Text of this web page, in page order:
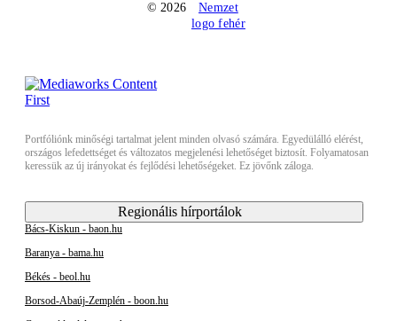
© 2026
Portfóliónk minőségi tartalmat jelent minden olvasó számára. Egyedülálló elérést,
országos lefedettséget és változatos megjelenési lehetőséget biztosít. Folyamatosan
keressük az új irányokat és fejlődési lehetőségeket. Ez jövőnk záloga.
Regionális hírportálok
Bács-Kiskun - baon.hu
Baranya - bama.hu
Békés - beol.hu
Borsod-Abaúj-Zemplén - boon.hu